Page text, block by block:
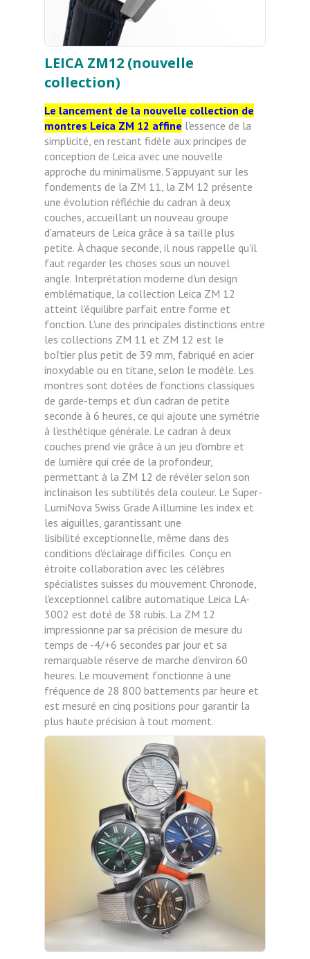
LEICA ZM12 (nouvelle
collection)
Le lancement de la nouvelle collection de
montres Leica ZM 12 affine l'essence de la
simplicité, en restant fidèle aux principes de
conception de Leica avec une nouvelle
approche du minimalisme. S'appuyant sur les
fondements de la ZM 11, la ZM 12 présente
une évolution réfléchie du cadran à deux
couches, accueillant un nouveau groupe
d'amateurs de Leica grâce à sa taille plus
petite. À chaque seconde, il nous rappelle qu'il
faut regarder les choses sous un nouvel
angle. Interprétation moderne d'un design
emblématique, la collection Leica ZM 12
atteint l'équilibre parfait entre forme et
fonction. L'une des principales distinctions entre
les collections ZM 11 et ZM 12 est le
boîtier plus petit de 39 mm, fabriqué en acier
inoxydable ou en titane, selon le modèle. Les
montres sont dotées de fonctions classiques
de garde-temps et d'un cadran de petite
seconde à 6 heures, ce qui ajoute une symétrie
à l'esthétique générale. Le cadran à deux
couches prend vie grâce à un jeu d'ombre et
de lumière qui crée de la profondeur,
permettant à la ZM 12 de révéler selon son
inclinaison les subtilités dela couleur. Le Super-
LumiNova Swiss Grade A illumine les index et
les aiguilles, garantissant une
lisibilité exceptionnelle, même dans des
conditions d'éclairage difficiles. Conçu en
étroite collaboration avec les célèbres
spécialistes suisses du mouvement Chronode,
l'exceptionnel calibre automatique Leica LA-
3002 est doté de 38 rubis. La ZM 12
impressionne par sa précision de mesure du
temps de -4/+6 secondes par jour et sa
remarquable réserve de marche d'environ 60
heures. Le mouvement fonctionne à une
fréquence de 28 800 battements par heure et
est mesuré en cinq positions pour garantir la
plus haute précision à tout moment.